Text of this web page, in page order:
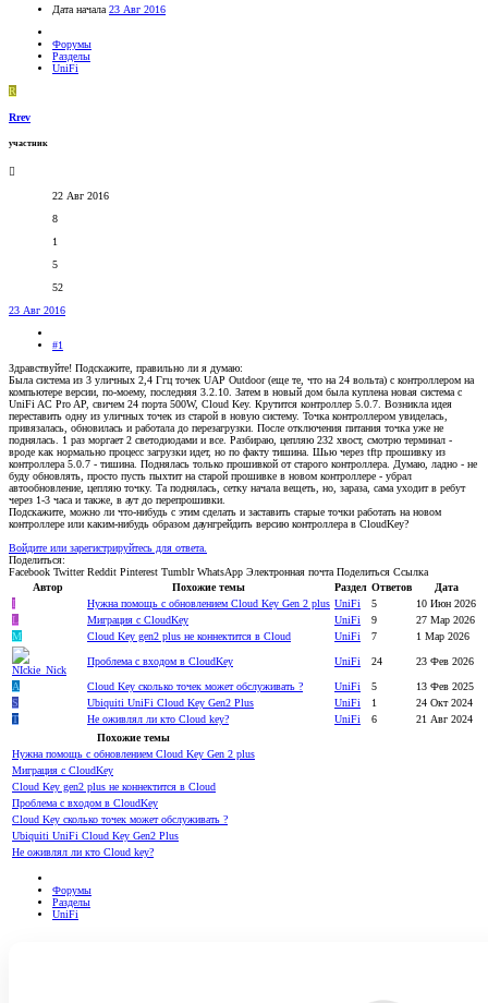
Дата начала 23 Авг 2016
Форумы
Разделы
UniFi
R
Rrev
участник
22 Авг 2016
8
1
5
52
23 Авг 2016
#1
Здравствуйте! Подскажите, правильно ли я думаю:
Была система из 3 уличных 2,4 Ггц точек UAP Outdoor (еще те, что на 24 вольта) с контроллером на
компьютере версии, по-моему, последняя 3.2.10. Затем в новый дом была куплена новая система с
UniFi AC Pro AP, свичем 24 порта 500W, Cloud Key. Крутится контроллер 5.0.7. Возникла идея
переставить одну из уличных точек из старой в новую систему. Точка контроллером увиделась,
привязалась, обновилась и работала до перезагрузки. После отключения питания точка уже не
поднялась. 1 раз моргает 2 светодиодами и все. Разбираю, цепляю 232 хвост, смотрю терминал -
вроде как нормально процесс загрузки идет, но по факту тишина. Шью через tftp прошивку из
контроллера 5.0.7 - тишина. Поднялась только прошивкой от старого контроллера. Думаю, ладно - не
буду обновлять, просто пусть пыхтит на старой прошивке в новом контроллере - убрал
автообновление, цепляю точку. Та поднялась, сетку начала вещеть, но, зараза, сама уходит в ребут
через 1-3 часа и также, в аут до перепрошивки.
Подскажите, можно ли что-нибудь с этим сделать и заставить старые точки работать на новом
контроллере или каким-нибудь образом даунгрейдить версию контроллера в CloudKey?
Войдите или зарегистрируйтесь для ответа.
Поделиться:
Facebook Twitter Reddit Pinterest Tumblr WhatsApp Электронная почта Поделиться Ссылка
Автор
Похожие темы Раздел Ответов
Дата
I
Нужна помощь с обновлением Cloud Key Gen 2 plus UniFi 5
10 Июн 2026
L
Миграция с CloudKey UniFi 9
27 Мар 2026
M
Cloud Key gen2 plus не коннектится в Cloud UniFi 7 1 Мар 2026
Проблема с входом в CloudKey UniFi 24 23 Фев 2026
A Cloud Key сколько точек может обслуживать ? UniFi 5
13 Фев 2025
S
Ubiquiti UniFi Cloud Key Gen2 Plus UniFi 1
24 Окт 2024
T
Не оживлял ли кто Cloud key? UniFi 6
21 Авг 2024
Похожие темы
Нужна помощь с обновлением Cloud Key Gen 2 plus
Миграция с CloudKey
Cloud Key gen2 plus не коннектится в Cloud
Проблема с входом в CloudKey
Cloud Key сколько точек может обслуживать ?
Ubiquiti UniFi Cloud Key Gen2 Plus
Не оживлял ли кто Cloud key?
Форумы
Разделы
UniFi